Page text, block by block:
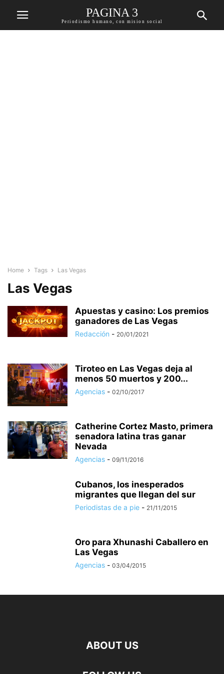
PAGINA 3
Periodismo humano, con mision social
Home Tags Las Vegas
Las Vegas
Apuestas y casino: Los premios
ganadores de Las Vegas
Redacción - 20/01/2021
Tiroteo en Las Vegas deja al
menos 50 muertos y 200...
Agencias - 02/10/2017
Catherine Cortez Masto, primera
senadora latina tras ganar
Nevada
Agencias - 09/11/2016
Cubanos, los inesperados
migrantes que llegan del sur
Periodistas de a pie - 21/11/2015
Oro para Xhunashi Caballero en
Las Vegas
Agencias - 03/04/2015
ABOUT US